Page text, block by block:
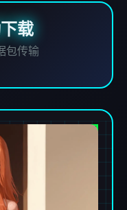
载
包传输